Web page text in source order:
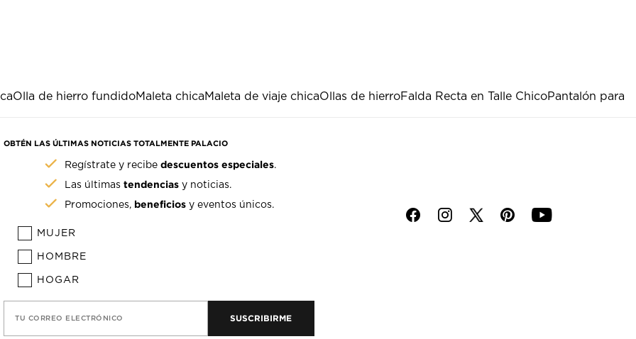
Olla de hierro fundidoMaleta chicaMaleta de viaje chicaOllas de hierroFalda Recta en Talle ChicoPantalón para
OBTÉN LAS ÚLTIMAS NOTICIAS TOTALMENTE PALACIO
Regístrate y recibedescuentos especiales.
Las últimastendencias y noticias.
Promociones, beneficios y eventos únicos.
MUJER
HOMBRE
HOGAR
TU CORREO ELECTRÓNICO SUSCRIBIRME
f i p y